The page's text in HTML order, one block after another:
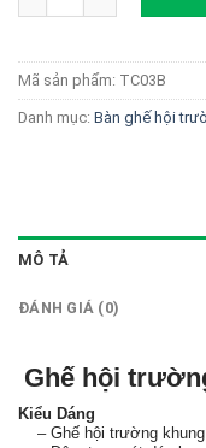
Mã sản phẩm: TC03B
Danh mục: Bàn ghế hội
MÔ TẢ
ĐÁNH GIÁ (0)
Ghế hội
Kiểu Dáng
– Ghế hội trường khung